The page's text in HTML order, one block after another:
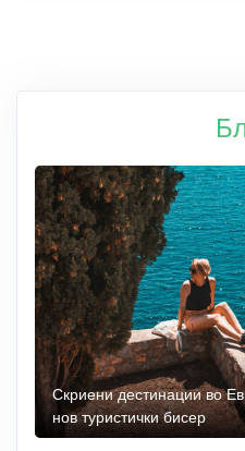
Скриени дестинации во
нов туристички бисер